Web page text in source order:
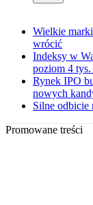
Wielkie
wrócić
Indeksy w
poziom 4
Rynek IPO
nowych
Silne odbicie
Promowane treści